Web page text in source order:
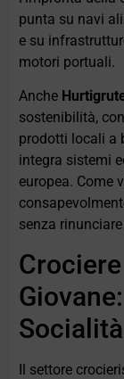
punta su navi
e su
motori portuali.
Anche
sostenibilità,
prodotti locali a
integra sistemi
europea. Come
senza
Il settore